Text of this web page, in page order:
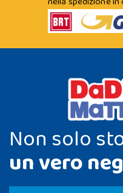
Non solo
un vero